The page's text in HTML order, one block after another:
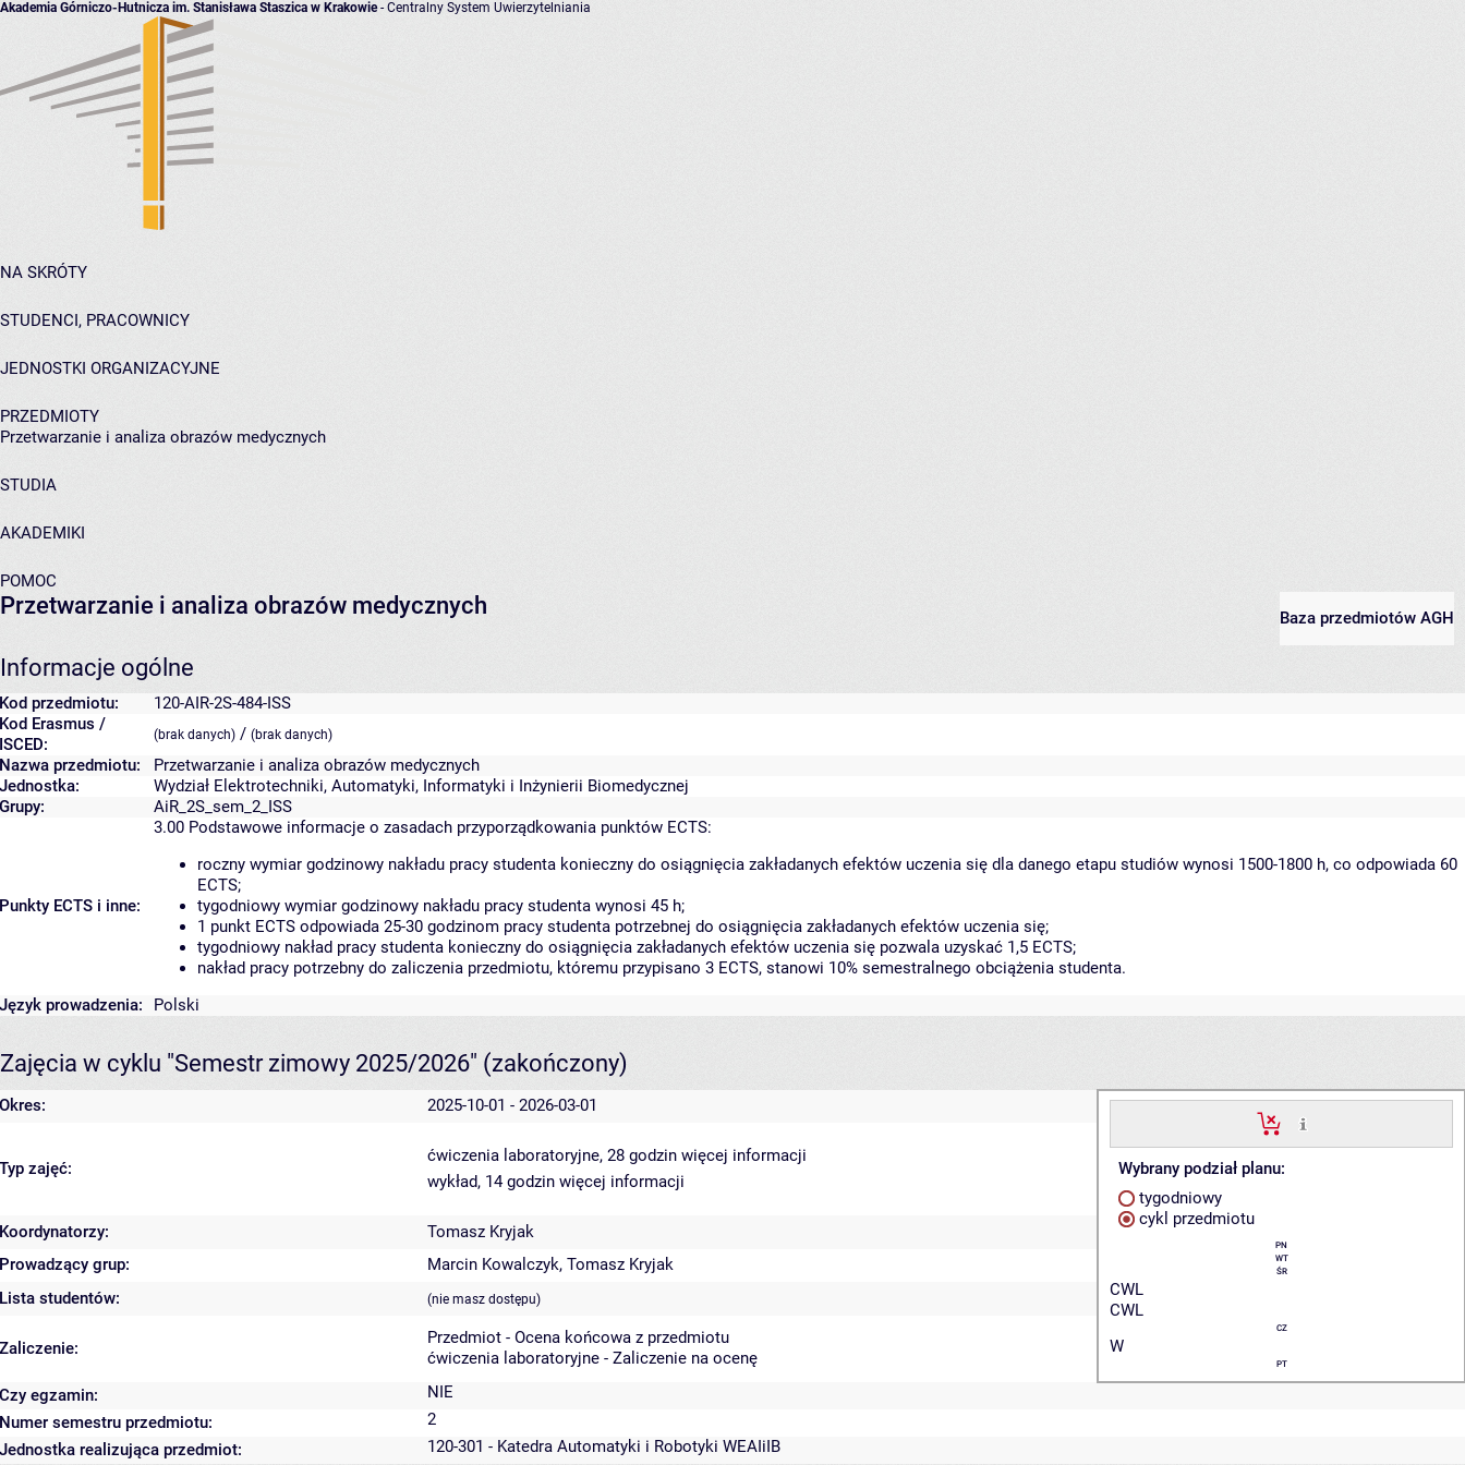
Akademia Górniczo-Hutnicza im. Stanisława Staszica w Krakowie- Centralny System Uwierzytelniania
NA SKRÓTY
STUDENCI, PRACOWNICY
JEDNOSTKI ORGANIZACYJNE
PRZEDMIOTY
Przetwarzanie i analiza obrazów medycznych
STUDIA
AKADEMIKI
POMOC
Baza przedmiotów AGH
Przetwarzanie i analiza obrazów medycznych
Informacje ogólne
Kod przedmiotu:
120-AIR-2S-484-ISS
Kod Erasmus /
ISCED:
(brak danych) / (brak danych)
Nazwa przedmiotu:
Przetwarzanie i analiza obrazów medycznych
Jednostka:
Wydział Elektrotechniki, Automatyki, Informatyki i Inżynierii Biomedycznej
Grupy:
AiR_2S_sem_2_ISS
Punkty ECTS i inne:
3.00 Podstawowe informacje o zasadach przyporządkowania punktów ECTS:
roczny wymiar godzinowy nakładu pracy studenta konieczny do osiągnięcia zakładanych efektów uczenia się dla danego etapu studiów wynosi 1500-1800 h, co odpowiada 60
ECTS;
tygodniowy wymiar godzinowy nakładu pracy studenta wynosi 45 h;
1 punkt ECTS odpowiada 25-30 godzinom pracy studenta potrzebnej do osiągnięcia zakładanych efektów uczenia się;
tygodniowy nakład pracy studenta konieczny do osiągnięcia zakładanych efektów uczenia się pozwala uzyskać 1,5 ECTS;
nakład pracy potrzebny do zaliczenia przedmiotu, któremu przypisano 3 ECTS, stanowi 10% semestralnego obciążenia studenta.
Język prowadzenia:
Polski
Zajęcia w cyklu "Semestr zimowy 2025/2026" (zakończony)
Okres: 2025-10-01 - 2026-03-01
Wybrany podział planu:
tygodniowy
cykl przedmiotu
PN
WT
ŚR
CWL
CWL
CZ
W
PT
Typ zajęć:
ćwiczenia laboratoryjne, 28 godzin więcej informacji
wykład, 14 godzin więcej informacji
Koordynatorzy:
Tomasz Kryjak
Prowadzący grup:
Marcin Kowalczyk, Tomasz Kryjak
Lista studentów:
(nie masz dostępu)
Zaliczenie:
Przedmiot - Ocena końcowa z przedmiotu
ćwiczenia laboratoryjne - Zaliczenie na ocenę
Czy egzamin:
NIE
Numer semestru przedmiotu:
2
Jednostka realizująca przedmiot:
120-301 - Katedra Automatyki i Robotyki WEAIiIB